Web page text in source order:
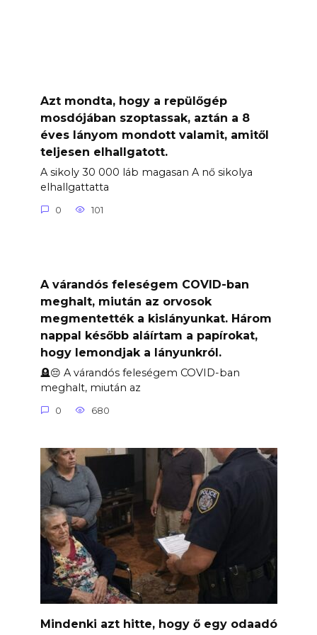
Azt mondta, hogy a repülőgép
mosdójában szoptassak, aztán a 8
éves lányom mondott valamit, amitől
teljesen elhallgatott.
A sikoly 30 000 láb magasan A nő sikolya
elhallgattatta
0 101
A várandós feleségem COVID-ban
meghalt, miután az orvosok
megmentették a kislányunkat. Három
nappal később aláírtam a papírokat,
hogy lemondjak a lányunkról.
🪦😔 A várandós feleségem COVID-ban
meghalt, miután az
0 680
Mindenki azt hitte, hogy ő egy odaadó